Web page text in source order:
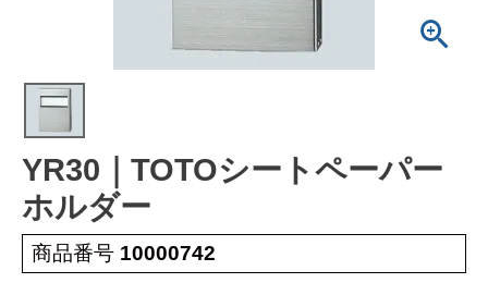
ポンプ 洗面台
YR30｜TOTOシートペーパー
ホルダー
商品番号 10000742